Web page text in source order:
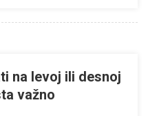
na levoj ili desnoj
važno